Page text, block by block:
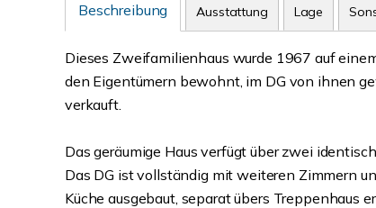
Beschreibung Ausstattung Lage
Dieses Zweifamilienhaus wurde 1967 auf
den Eigentümern bewohnt, im DG von ihnen
verkauft.
Das geräumige Haus verfügt über zwei
Das DG ist vollständig mit weiteren Zimmern
Küche ausgebaut, separat übers Treppenhaus